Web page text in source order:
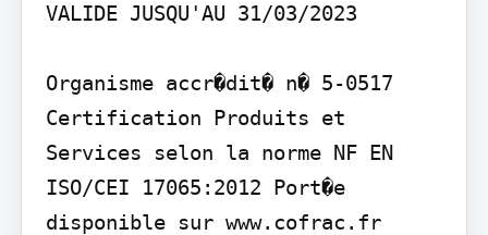
VALIDE JUSQU'AU 31/03/2023
Organisme accr�dit� n� 5-0517
Certification Produits et
Services selon la norme NF EN
ISO/CEI 17065:2012 Port�e
disponible sur www.cofrac.fr